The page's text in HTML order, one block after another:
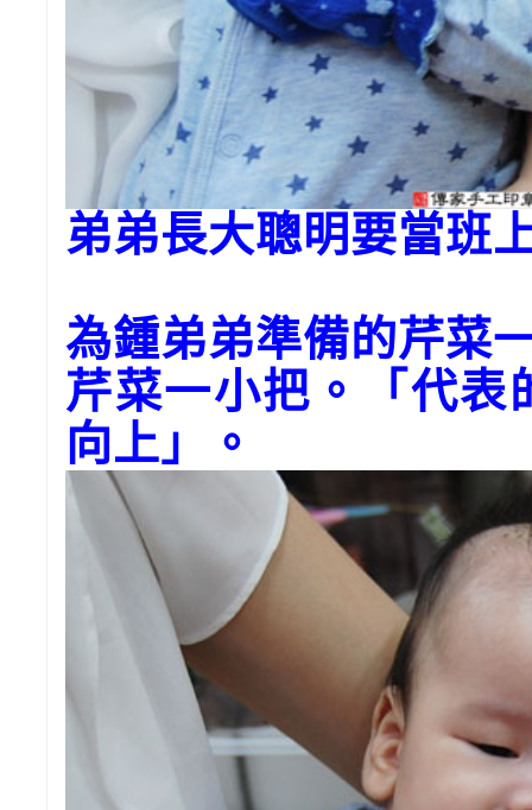
弟弟長大聰明要當班
為鍾弟弟準備的芹菜
芹菜一小把。「代表
向上」。